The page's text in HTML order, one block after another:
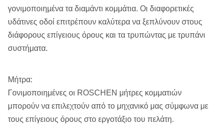
γονιμοποιημένα τα διαμάντι κομμάτια. Οι διαφορετικές
υδάτινες οδοί επιτρέπουν καλύτερα να ξεπλύνουν στους
διάφορους επίγειους όρους και τα τρυπώντας με τρυπάνι
συστήματα.
Μήτρα:
Γονιμοποιημένες οι ROSCHEN μήτρες κομματιών
μπορούν να επιλεχτούν από το μηχανικό μας σύμφωνα με
τους επίγειους όρους στο εργοτάξιο του πελάτη.